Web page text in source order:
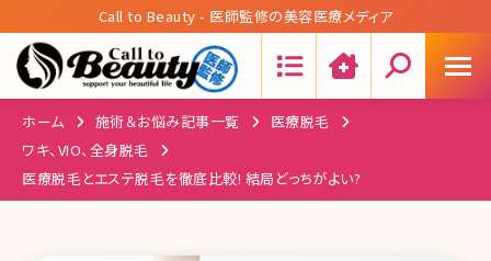
Call to Beauty - 医師監修の美容医療メディア
ホーム 施術＆お悩み記事一覧
医療脱毛
ワキ、VIO、全身脱毛
医療脱毛とエステ脱毛を徹底比較! 結局どっちがよい?